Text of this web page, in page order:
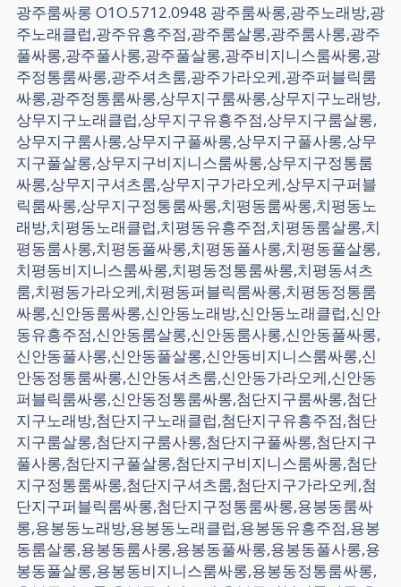
광주룸싸롱 O1O.5712.0948 광주룸싸롱,광주노래방,광
주노래클럽,광주유흥주점,광주룸살롱,광주룸사롱,광주
풀싸롱,광주풀사롱,광주풀살롱,광주비지니스룸싸롱,광
주정통룸싸롱,광주셔츠룸,광주가라오케,광주퍼블릭룸
싸롱,광주정통룸싸롱,상무지구룸싸롱,상무지구노래방,
상무지구노래클럽,상무지구유흥주점,상무지구룸살롱,
상무지구룸사롱,상무지구풀싸롱,상무지구풀사롱,상무
지구풀살롱,상무지구비지니스룸싸롱,상무지구정통룸
싸롱,상무지구셔츠룸,상무지구가라오케,상무지구퍼블
릭룸싸롱,상무지구정통룸싸롱,치평동룸싸롱,치평동노
래방,치평동노래클럽,치평동유흥주점,치평동룸살롱,치
평동룸사롱,치평동풀싸롱,치평동풀사롱,치평동풀살롱,
치평동비지니스룸싸롱,치평동정통룸싸롱,치평동셔츠
룸,치평동가라오케,치평동퍼블릭룸싸롱,치평동정통룸
싸롱,신안동룸싸롱,신안동노래방,신안동노래클럽,신안
동유흥주점,신안동룸살롱,신안동룸사롱,신안동풀싸롱,
신안동풀사롱,신안동풀살롱,신안동비지니스룸싸롱,신
안동정통룸싸롱,신안동셔츠룸,신안동가라오케,신안동
퍼블릭룸싸롱,신안동정통룸싸롱,첨단지구룸싸롱,첨단
지구노래방,첨단지구노래클럽,첨단지구유흥주점,첨단
지구룸살롱,첨단지구룸사롱,첨단지구풀싸롱,첨단지구
풀사롱,첨단지구풀살롱,첨단지구비지니스룸싸롱,첨단
지구정통룸싸롱,첨단지구셔츠룸,첨단지구가라오케,첨
단지구퍼블릭룸싸롱,첨단지구정통룸싸롱,용봉동룸싸
롱,용봉동노래방,용봉동노래클럽,용봉동유흥주점,용봉
동룸살롱,용봉동룸사롱,용봉동풀싸롱,용봉동풀사롱,용
봉동풀살롱,용봉동비지니스룸싸롱,용봉동정통룸싸롱,